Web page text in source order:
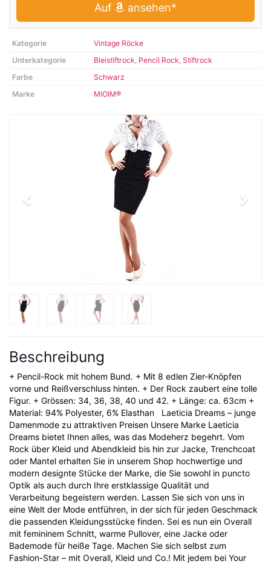
Auf ansehen*
Kategorie
Vintage Röcke
Unterkategorie
Bleistiftrock, Pencil Rock, Stiftrock
Farbe
Schwarz
Marke
MIOIM®
Beschreibung
+ Pencil-Rock mit hohem Bund. + Mit 8 edlen Zier-Knöpfen
vorne und Reißverschluss hinten. + Der Rock zaubert eine tolle
Figur. + Grössen: 34, 36, 38, 40 und 42. + Länge: ca. 63cm +
Material: 94% Polyester, 6% Elasthan Laeticia Dreams – junge
Damenmode zu attraktiven Preisen Unsere Marke Laeticia
Dreams bietet Ihnen alles, was das Modeherz begehrt. Vom
Rock über Kleid und Abendkleid bis hin zur Jacke, Trenchcoat
oder Mantel erhalten Sie in unserem Shop hochwertige und
modern designte Stücke der Marke, die Sie sowohl in puncto
Optik als auch durch Ihre erstklassige Qualität und
Verarbeitung begeistern werden. Lassen Sie sich von uns in
eine Welt der Mode entführen, in der sich für jeden Geschmack
die passenden Kleidungsstücke finden. Sei es nun ein Overall
mit femininem Schnitt, warme Pullover, eine Jacke oder
Bademode für heiße Tage. Machen Sie sich selbst zum
Fashion-Star – mit Overall, Kleid und Co.! Mit jedem bei Your